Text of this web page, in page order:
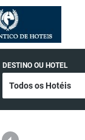
de
DESTINO OU HOTEL